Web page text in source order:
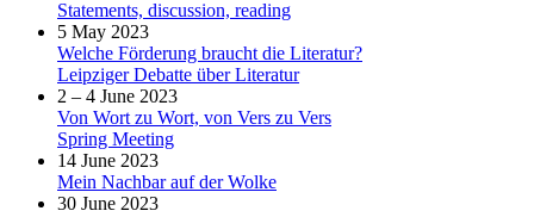
Statements, discussion, reading
5 May 2023
Welche Förderung braucht die Literatur?
Leipziger Debatte über Literatur
2 – 4 June 2023
Von Wort zu Wort, von Vers zu Vers
Spring Meeting
14 June 2023
Mein Nachbar auf der Wolke
30 June 2023